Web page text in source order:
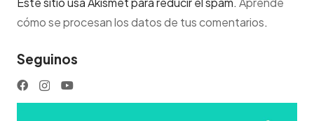
cómo se procesan los datos de tus comentarios.
Seguinos